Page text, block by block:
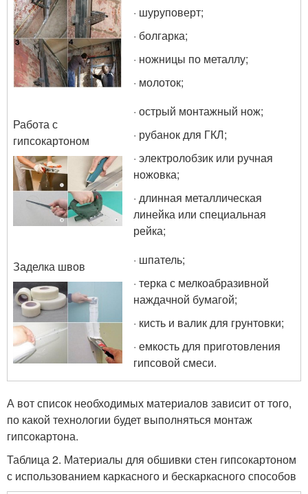
· шуруповерт;
· болгарка;
· ножницы по металлу;
· молоток;
Работа с
гипсокартоном
· острый монтажный нож;
· рубанок для ГКЛ;
· электролобзик или ручная
ножовка;
· длинная металлическая
линейка или специальная
рейка;
Заделка швов
· шпатель;
· терка с мелкоабразивной
наждачной бумагой;
· кисть и валик для грунтовки;
· емкость для приготовления
гипсовой смеси.
А вот список необходимых материалов зависит от того,
по какой технологии будет выполняться монтаж
гипсокартона.
Таблица 2. Материалы для обшивки стен гипсокартоном
с использованием каркасного и бескаркасного способов